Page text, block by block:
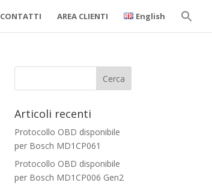
CONTATTI AREA CLIENTI English
Articoli recenti
Protocollo OBD disponibile
per Bosch MD1CP061
Protocollo OBD disponibile
per Bosch MD1CP006 Gen2